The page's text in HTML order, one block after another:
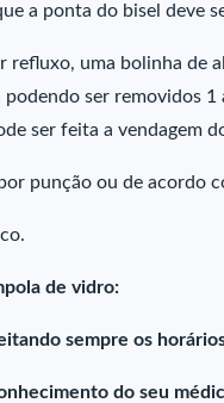
a ponta do bisel deve
uma bolinha de
ser removidos 1
ser feita a vendagem
punção ou de acordo
de vidro:
sempre os
do seu